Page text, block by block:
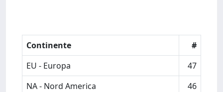
Continente
#
EU - Europa
47
NA - Nord America
46